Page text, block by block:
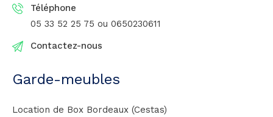
Téléphone
05 33 52 25 75 ou 0650230611
Contactez-nous
Garde-meubles
Location de Box Bordeaux (Cestas)